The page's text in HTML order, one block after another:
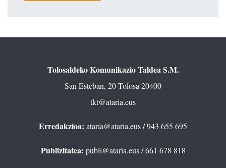
Tolosaldeko Komunikazio Taldea S.M.
San Esteban, 20 Tolosa 20400
tkt@ataria.eus
Erredakzioa: ataria@ataria.eus/ 943 655 695
Publizitatea: publi@ataria.eus/ 661 678 818